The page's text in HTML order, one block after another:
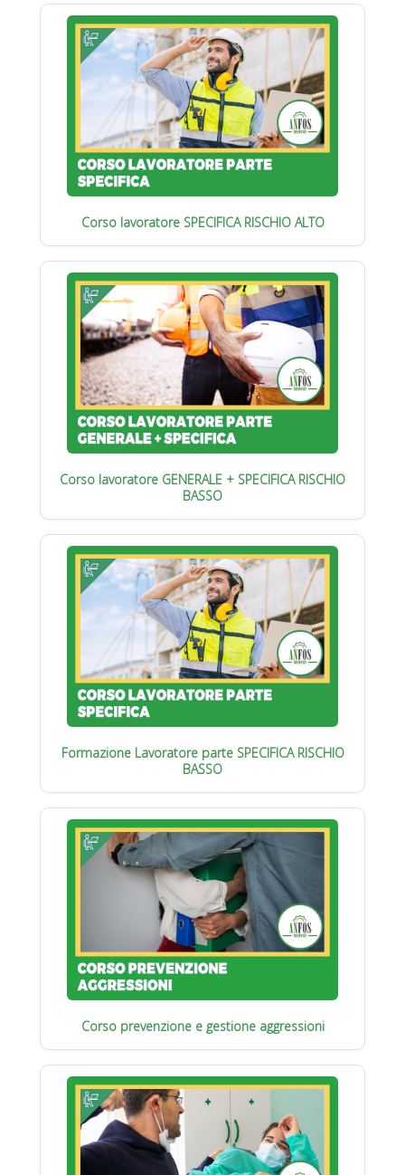
Corso lavoratore SPECIFICA RISCHIO ALTO
Corso lavoratore GENERALE + SPECIFICA RISCHIO
BASSO
Formazione Lavoratore parte SPECIFICA RISCHIO
BASSO
Corso prevenzione e gestione aggressioni